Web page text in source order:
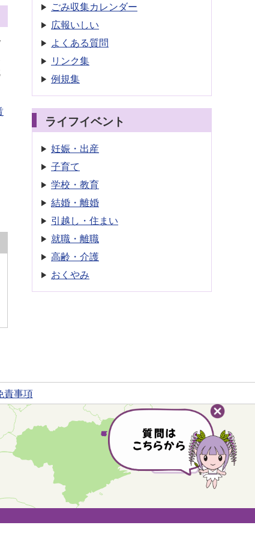
ごみ収集カレンダー
広報いしい
よくある質問
リンク集
例規集
ライフイベント
妊娠・出産
子育て
学校・教育
結婚・離婚
引越し・住まい
就職・離職
高齢・介護
おくやみ
責事項